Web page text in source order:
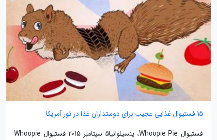
15 فستیوال غذایی عجیب برای دوستداران غذا در تور آمریکا
فستیوال Whoopie Pie، پنسیلوانیا5 سپتامبر 2015 فستیوال Whoopie